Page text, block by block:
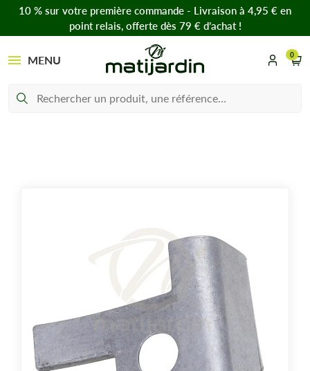
10 % sur votre première commande - Livraison à 4,95 € en
point relais, offerte dès 79 € d’achat !
MENU 0